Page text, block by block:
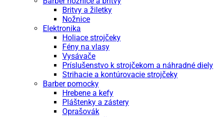
Britvy a žiletky
Nožnice
Elektronika
Holiace strojčeky
Fény na vlasy
Vysávače
Príslušenstvo k strojčekom a náhradné diely
Strihacie a kontúrovacie strojčeky
Barber pomocky
Hrebene a kefy
Pláštenky a zástery
Oprašovák